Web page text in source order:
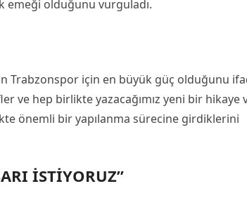
emeği olduğunu vurguladı.
Trabzonspor için en büyük güç olduğunu
ve hep birlikte yazacağımız yeni bir hikaye
önemli bir yapılanma sürecine girdiklerini
İSTİYORUZ”